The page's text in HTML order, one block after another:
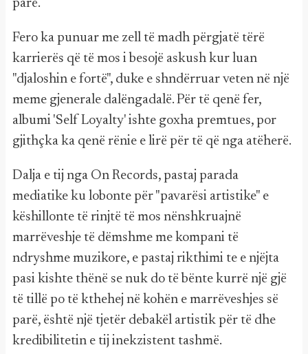
parë.
Fero ka punuar me zell të madh përgjatë tërë
karrierës që të mos i besojë askush kur luan
"djaloshin e fortë", duke e shndërruar veten në një
meme gjenerale dalëngadalë. Për të qenë fer,
albumi 'Self Loyalty' ishte goxha premtues, por
gjithçka ka qenë rënie e lirë për të që nga atëherë.
Dalja e tij nga On Records, pastaj parada
mediatike ku lobonte për "pavarësi artistike" e
këshillonte të rinjtë të mos nënshkruajnë
marrëveshje të dëmshme me kompani të
ndryshme muzikore, e pastaj rikthimi te e njëjta
pasi kishte thënë se nuk do të bënte kurrë një gjë
të tillë po të kthehej në kohën e marrëveshjes së
parë, është një tjetër debakël artistik për të dhe
kredibilitetin e tij inekzistent tashmë.